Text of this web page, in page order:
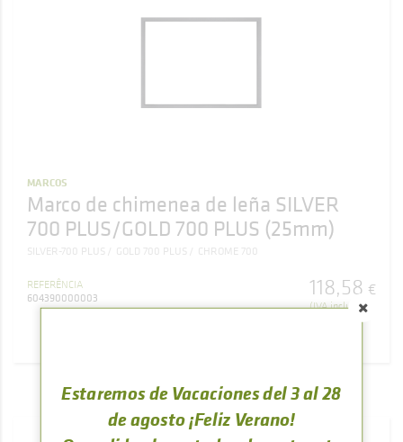
MARCOS
Marco de chimenea de leña SILVER
700 PLUS/GOLD 700 PLUS (25mm)
SILVER-700 PLUS GOLD 700 PLUS CHROME 700
REFERÊNCIA
604390000003
118,58 €
(IVA incluído)
Estaremos de Vacaciones del 3 al 28
de agosto ¡Feliz Verano!